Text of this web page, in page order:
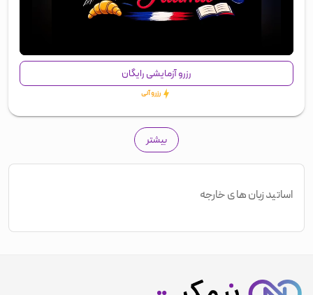
رزرو آزمایشی رایگان
رزرو آنی
بیشتر
اساتید زبان های خارجه